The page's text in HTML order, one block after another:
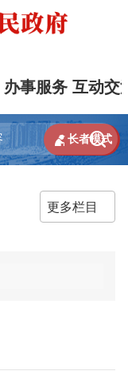
办事服务 互动交

 长者模式
更多栏目